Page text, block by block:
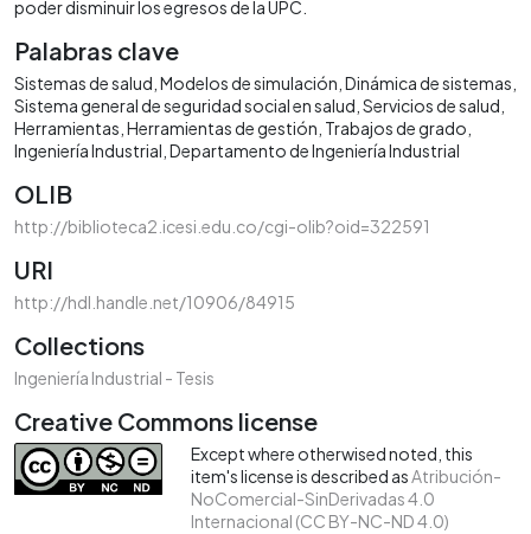
poder disminuir los egresos de la UPC.
Palabras clave
Sistemas de salud Modelos de simulación Dinámica de sistemas
Sistema general de seguridad social en salud Servicios de salud
Herramientas Herramientas de gestión Trabajos de grado
Ingeniería Industrial Departamento de Ingeniería Industrial
OLIB
http://biblioteca2.icesi.edu.co/cgi-olib?oid=322591
URI
http://hdl.handle.net/10906/84915
Collections
Ingeniería Industrial - Tesis
Creative Commons license
Except where otherwised noted, this
item's license is described asAtribución-
NoComercial-SinDerivadas 4.0
Internacional (CC BY-NC-ND 4.0)